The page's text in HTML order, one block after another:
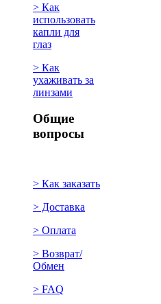
> Как
использовать
капли для
глаз
> Как
ухаживать за
линзами
Общие
вопросы
> Как заказать
> Доставка
> Оплата
> Возврат/
Обмен
> FAQ